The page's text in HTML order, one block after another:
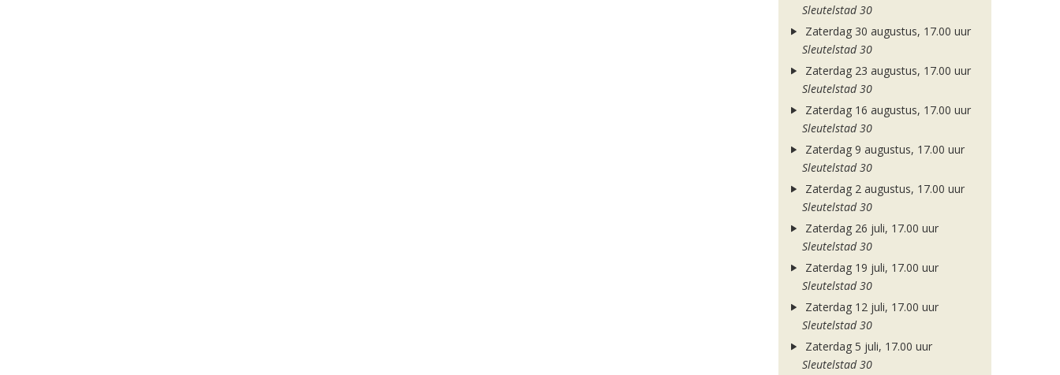
Sleutelstad 30
Zaterdag 30 augustus, 17.00 uur
Sleutelstad 30
Zaterdag 23 augustus, 17.00 uur
Sleutelstad 30
Zaterdag 16 augustus, 17.00 uur
Sleutelstad 30
Zaterdag 9 augustus, 17.00 uur
Sleutelstad 30
Zaterdag 2 augustus, 17.00 uur
Sleutelstad 30
Zaterdag 26 juli, 17.00 uur
Sleutelstad 30
Zaterdag 19 juli, 17.00 uur
Sleutelstad 30
Zaterdag 12 juli, 17.00 uur
Sleutelstad 30
Zaterdag 5 juli, 17.00 uur
Sleutelstad 30